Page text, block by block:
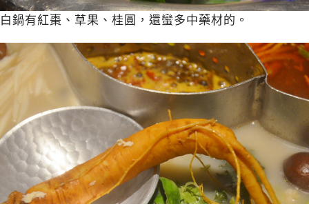
白鍋有紅棗、草果、桂圓，還蠻多中藥材的。